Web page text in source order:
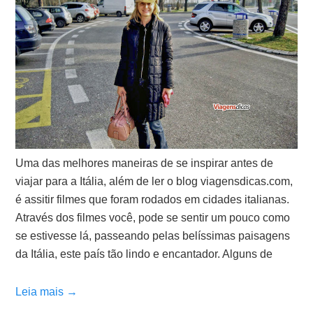
Uma das melhores maneiras de se inspirar antes de
viajar para a Itália, além de ler o blog viagensdicas.com,
é assitir filmes que foram rodados em cidades italianas.
Através dos filmes você, pode se sentir um pouco como
se estivesse lá, passeando pelas belíssimas paisagens
da Itália, este país tão lindo e encantador. Alguns de
Leia mais →